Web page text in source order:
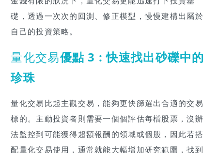
礎，透過一次次的回測、修正模型，慢慢建構出屬於
自己的投資策略。
量化交易優點 3 : 快速找出砂礫中的
珍珠
量化交易比起主觀交易，能夠更快篩選出合適的交易
標的。主動投資者則需要一個個評估每檔股票，沒辦
法監控到可能獲得超額報酬的領域或個股，因此若搭
配量化交易使用，通常就能大幅增加研究範圍，找到